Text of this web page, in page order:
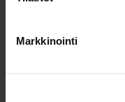
Markkinointi
20.11.2025